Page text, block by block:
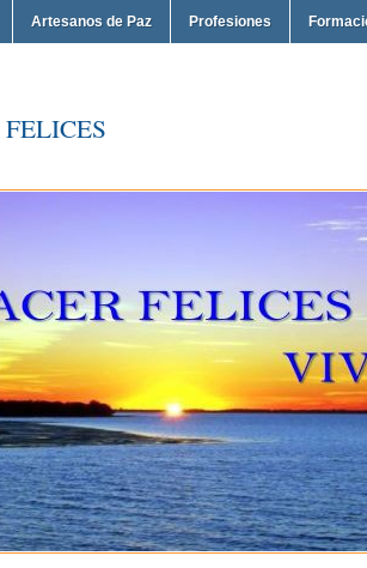
Artesanos de Paz Profesiones